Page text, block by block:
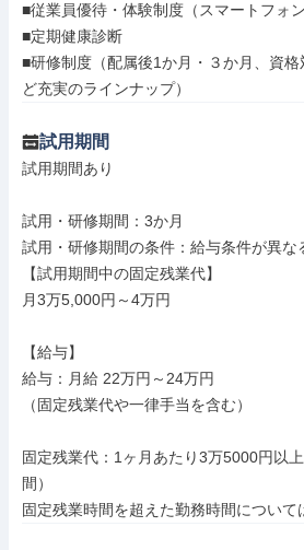
■従業員優待・体験制度（スマートフォ
■定期健康診断
■研修制度（配属後1か月・３か月、資
ど充実のラインナップ）
試用期間
試用期間あり
試用・研修期間：3か月
試用・研修期間の条件：給与条件が異な
【試用期間中の固定残業代】
月3万5,000円～4万円
【給与】
給与：月給 22万円～24万円
（固定残業代や一律手当を含む）
固定残業代：1ヶ月あたり3万5000円以
間）